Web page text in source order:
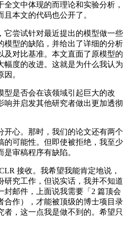
文中体现的而理论和实验分析，
本文的代码也公开了。
尝试针对最近提出的模型做一些
模型的缺陷，并给出了详细的分析
及对比基准。本文直面了原模型的
幅度的改进。这就是为什么我认为
。
是否会在该领域引起巨大的改
响并启发其他研究者做出更加透彻
心。那时，我们的论文还有两个
的可能性。但即使被拒绝，我至少
审稿程序有缺陷。
接收。我希望我能肯定地说，
研究工作，但说实话，我并不知道
封邮件，上面说我需要「2 篇顶会
合作），才能被顶级的博士项目录
者，这一点我是做不到的。希望只